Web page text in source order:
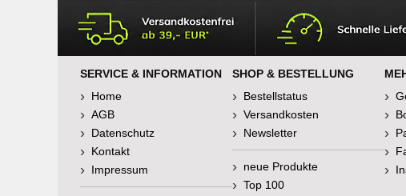
SERVICE & INFORMATION
Home
AGB
Datenschutz
Kontakt
Impressum
SHOP & BESTELLUNG
Bestellstatus
Versandkosten
Newsletter
neue Produkte
Top 100